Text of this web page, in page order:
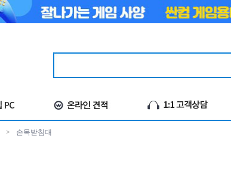
> 손목받침대